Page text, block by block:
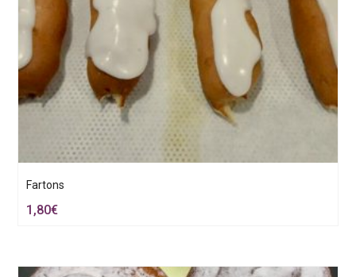
Fartons
1,80€